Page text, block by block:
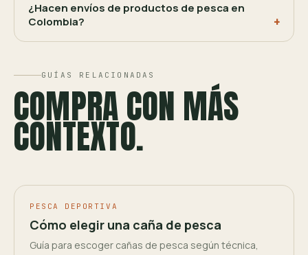
¿Hacen envíos de productos de pesca en
Colombia?
GUÍAS RELACIONADAS
COMPRA CON MÁS
CONTEXTO.
PESCA DEPORTIVA
Cómo elegir una caña de pesca
Guía para escoger cañas de pesca según técnica,